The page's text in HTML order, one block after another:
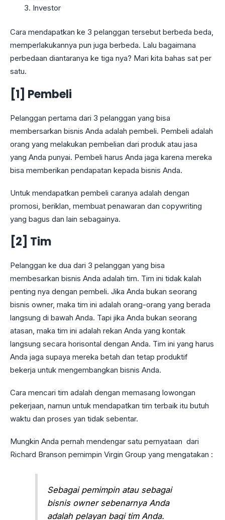
Investor
Cara mendapatkan ke 3 pelanggan tersebut berbeda beda,
memperlakukannya pun juga berbeda. Lalu bagaimana
perbedaan diantaranya ke tiga nya? Mari kita bahas sat per
satu.
[1] Pembeli
Pelanggan pertama dari 3 pelanggan yang bisa
membersarkan bisnis Anda adalah pembeli. Pembeli adalah
orang yang melakukan pembelian dari produk atau jasa
yang Anda punyai. Pembeli harus Anda jaga karena mereka
bisa memberikan pendapatan kepada bisnis Anda.
Untuk mendapatkan pembeli caranya adalah dengan
promosi, beriklan, membuat penawaran dan copywriting
yang bagus dan lain sebagainya.
[2] Tim
Pelanggan ke dua dari 3 pelanggan yang bisa
membesarkan bisnis Anda adalah tim. Tim ini tidak kalah
penting nya dengan pembeli. Jika Anda bukan seorang
bisnis owner, maka tim ini adalah orang-orang yang berada
langsung di bawah Anda. Tapi jika Anda bukan seorang
atasan, maka tim ini adalah rekan Anda yang kontak
langsung secara horisontal dengan Anda. Tim ini yang harus
Anda jaga supaya mereka betah dan tetap produktif
bekerja untuk mengembangkan bisnis Anda.
Cara mencari tim adalah dengan memasang lowongan
pekerjaan, namun untuk mendapatkan tim terbaik itu butuh
waktu dan proses yan tidak sebentar.
Mungkin Anda pernah mendengar satu pernyataan dari
Richard Branson pemimpin Virgin Group yang mengatakan :
Sebagai pemimpin atau sebagai
bisnis owner sebenarnya Anda
adalah pelayan bagi tim Anda.